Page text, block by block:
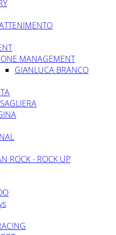
MANAGEMENT
GIANLUCA BRANCO
ROCK - ROCK UP